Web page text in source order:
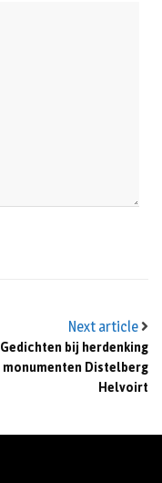
Next article
Gedichten bij herdenking
monumenten Distelberg
Helvoirt